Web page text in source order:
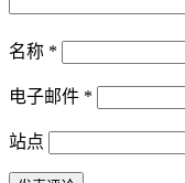
名称 *
电子邮件 *
站点